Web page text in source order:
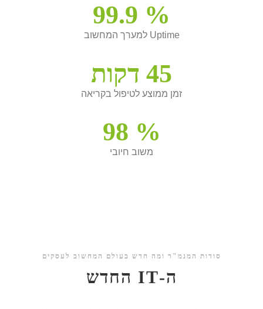
%
99.9
Uptime למערך המחשוב
45 דקות
זמן ממוצע לטיפול בקריאה
%
98
משוב חיובי
סודות המנמ"ר ומה חדש בעולם המחשוב לעסקים
ה-IT החדש